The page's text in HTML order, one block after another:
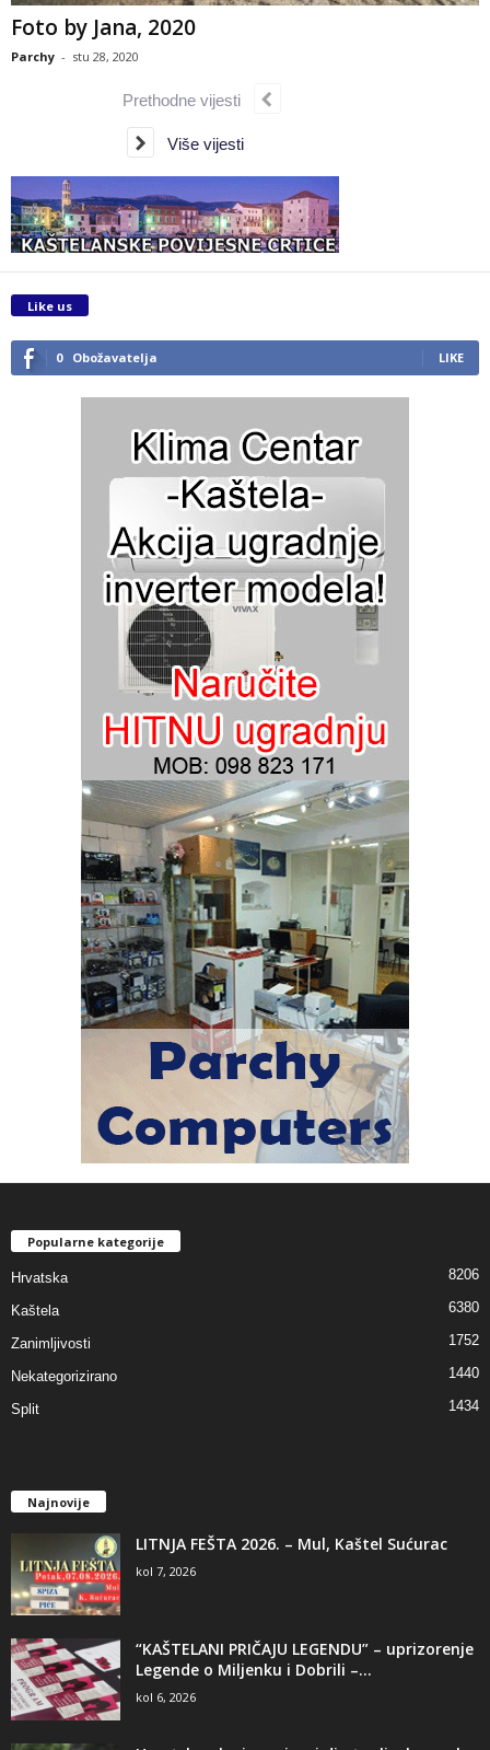
Foto by Jana, 2020
Parchy - stu 28, 2020
Prethodne vijesti
Više vijesti
Like us
0 Obožavatelja LIKE
Popularne kategorije
Hrvatska 8206
Kaštela 6380
Zanimljivosti 1752
Nekategorizirano 1440
Split 1434
Najnovije
LITNJA FEŠTA 2026. – Mul, Kaštel Sućurac
kol 7, 2026
“KAŠTELANI PRIČAJU LEGENDU” – uprizorenje
Legende o Miljenku i Dobrili –...
kol 6, 2026